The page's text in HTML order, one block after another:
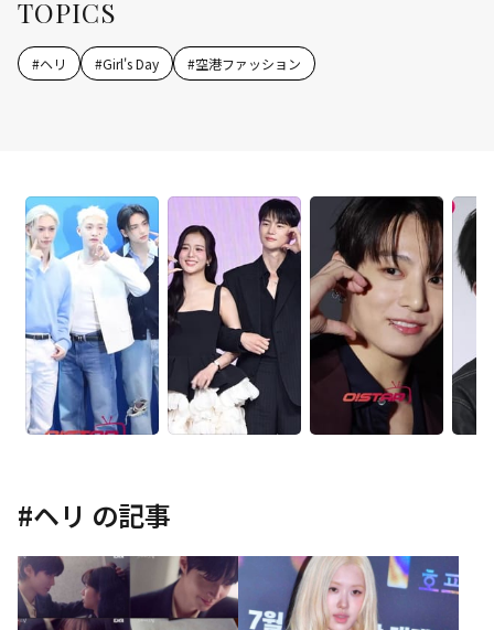
TOPICS
#ヘリ #Girl's Day #空港ファッション
#ヘリ の記事